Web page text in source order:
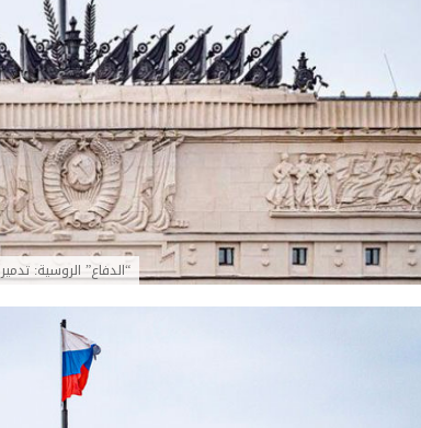
“الدفاع” الروسية: تدمير 5 آليات مدرعة والقضاء على 30 نازياً